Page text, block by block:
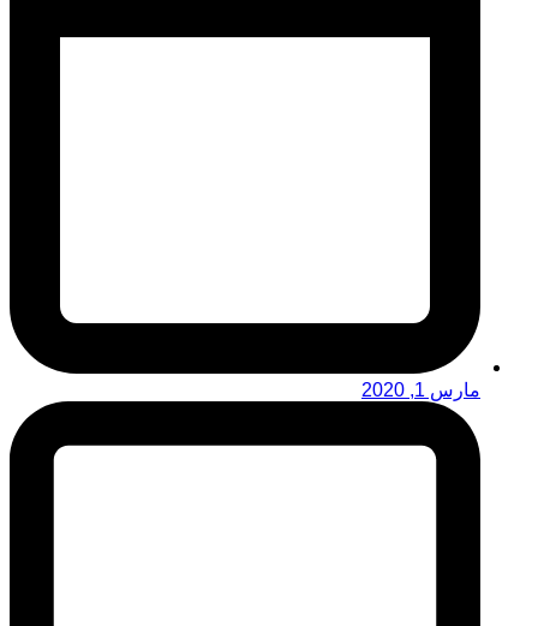
مارس 1, 2020